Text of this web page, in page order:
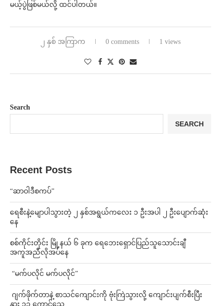
မယ့်ပွဲဖြစ်မယ်လို့ ထင်ပါတယ်။
၂ နှစ် အကြာက 0 comments 1 views
Search
SEARCH
Recent Posts
“ဆာဝါဒီစကပ်”
ရေစီးနဲ့မျောပါသွားတဲ့ ၂ နှစ်အရွယ်ကလေး ၁ ဦးအပါ ၂ ဦးပျောက်ဆုံး
နေ
စစ်ကိုင်းတိုင်း မြို့နယ် ၆ ခုက ရေဘေးရှောင်ပြည်သူသောင်းချီ
အကူအညီလိုအပ်နေ
⁨ ⁨“မက်ပလိုင် မက်ပလိုင်”
⁨⁩ ⁨ဂျက်ဖိုက်တာနဲ့ စာသင်ကျောင်းကို ဗုံးကြဲသွားလို့ ကျောင်းပျက်စီးပြီး
နွား ၁၃ ကောင်သေ